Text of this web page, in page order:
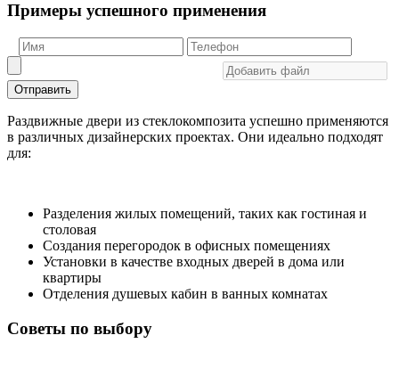
Примеры успешного применения
Отправить
Раздвижные двери из стеклокомпозита успешно применяются
в различных дизайнерских проектах. Они идеально подходят
для:
Разделения жилых помещений, таких как гостиная и
столовая
Создания перегородок в офисных помещениях
Установки в качестве входных дверей в дома или
квартиры
Отделения душевых кабин в ванных комнатах
Советы по выбору